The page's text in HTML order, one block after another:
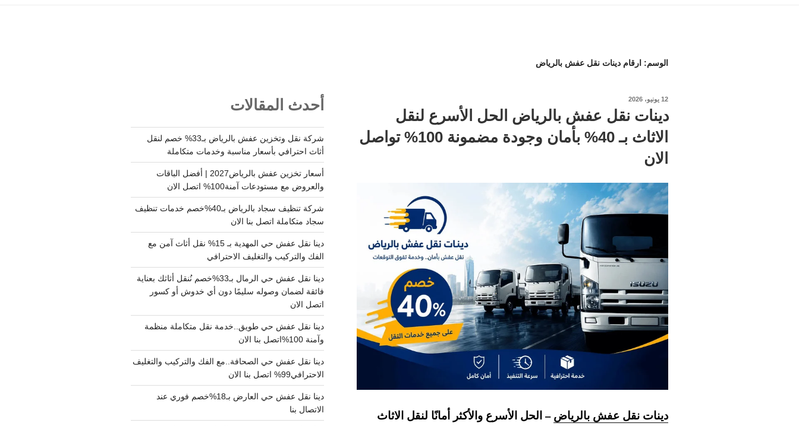
الوسم: ارقام دينات نقل عفش بالرياض
نُشر
12 يونيو، 2026
دينات نقل عفش بالرياض الحل الأسرع لنقل
الاثاث بـ 40% بأمان وجودة مضمونة 100% تواصل
الان
دينات نقل عفش بالرياض– الحل الأسرع والأكثر أمانًا لنقل الاثاث
أحدث المقالات
شركة نقل وتخزين عفش بالرياض بـ33% خصم لنقل
أثاث احترافي بأسعار مناسبة وخدمات متكاملة
أسعار تخزين عفش بالرياض2027 | أفضل الباقات
والعروض مع مستودعات آمنة100% اتصل الان
شركة تنظيف سجاد بالرياض بـ40%خصم خدمات تنظيف
سجاد متكاملة اتصل بنا الان
دينا نقل عفش حي المهدية بـ 15% نقل أثاث آمن مع
الفك والتركيب والتغليف الاحترافي
دينا نقل عفش حي الرمال بـ33%خصم نُنقل أثاثك بعناية
فائقة لضمان وصوله سليمًا دون أي خدوش أو كسور
اتصل الان
دينا نقل عفش حي طويق..خدمة نقل متكاملة منظمة
وآمنة 100%اتصل بنا الان
دينا نقل عفش حي الصحافة..مع الفك والتركيب والتغليف
الاحترافي99% اتصل بنا الان
دينا نقل عفش حي العارض بـ18%خصم فوري عند
الاتصال بنا